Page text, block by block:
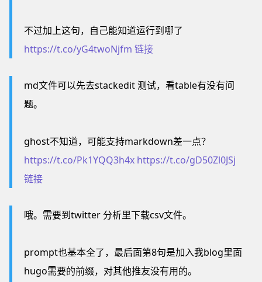
不过加上这句，自己能知道运行到哪了
https://t.co/yG4twoNjfm 链接
md文件可以先去stackedit 测试，看table有没有问
题。
ghost不知道，可能支持markdown差一点？
https://t.co/Pk1YQQ3h4x https://t.co/gD50Zl0JSj
链接
哦。需要到twitter 分析里下载csv文件。
prompt也基本全了，最后面第8句是加入我blog里面
hugo需要的前缀，对其他推友没有用的。